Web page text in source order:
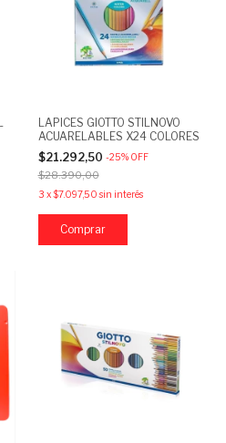
LAPICES GIOTTO STILNOVO
ACUARELABLES X24 COLORES
$21.292,50 -25% OFF
$28.390,00
3 x$7.097,50 sin interés